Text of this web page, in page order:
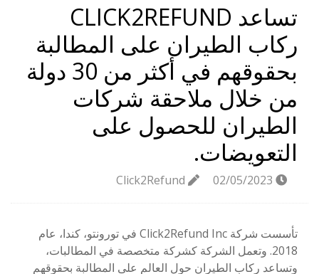
تساعد CLICK2REFUND
ركاب الطيران على المطالبة
بحقوقهم في أكثر من 30 دولة
من خلال ملاحقة شركات
الطيران للحصول على
التعويضات.
02/05/2023
Click2Refund
تأسست شركة Click2Refund Inc في تورونتو، كندا، عام
2018. وتعمل الشركة كشركة متخصصة في المطالبات،
وتساعد ركاب الطيران حول العالم على المطالبة بحقوقهم